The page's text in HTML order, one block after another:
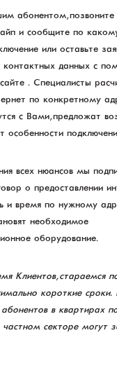
абонентом, позвоните
и сообщите по
или оставьте
контактных данных с
. Специалисты
по конкретному
с Вами, предложат
особенности
всех нюансов мы
о предоставлении
и время по нужному
необходимое
оборудование.
Клиентов, стараемся
короткие сроки.
в квартирах
секторе могут